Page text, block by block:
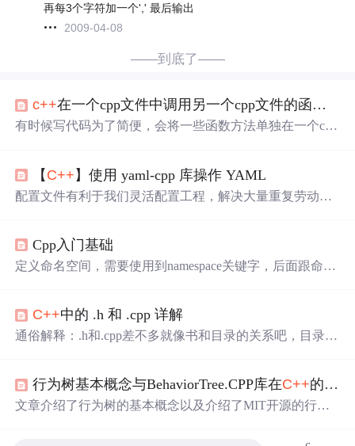
再每3个字符加一个',' 最后输出
2009-04-08
——到底了——
c++在一个cpp文件中调用另一个cpp文件的函数的两种方法
有时候写代码为了简便，会将一些函数方法单独在一个cpp
方法还是利用头文件来进行调用，其实还有一种c语言当中
的方法一般情况下同样可以适用与 c++中！ 方法1：创建头
名的源文件method.cpp，在该文件中实现函数max(int x,int
y)的功能。代码如下： //metho
【 C++ 】使用 yaml-cpp 库操作 YAML
配置文件有利于我们灵活配置工程，解决大量重复劳动，
们将详细介绍如何在
YAML 格式的数据。
Cpp入门基础
定义命名空间，需要使⽤到namespace关键字，后⾯跟命名
质是定义出⼀个域，这个域跟全局域各⾃独⽴，不同的域
可以定义同名变量，所以下 ⾯的rand不在冲突了。
C++中
逻辑，所有有了域隔离，名字冲突就解决了。
C++中的 .h 和 .cpp 详解
通俗解释：.h和.cpp差不多就像书和目录的关系吧，目录中
h文件中，可以叫他们头文件，可以#include 到别的文件
中。功能实现一般都放在具体的.cpp文件中，这样方便文
行为树基本概念与BehaviorTree.CPP库在C++的代码实现
文章介绍了行为树的基本概念以及介绍了MIT开源的行为